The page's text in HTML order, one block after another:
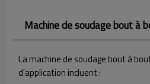
Machine de soudage bout à
La machine de soudage bout à
d'application incluent :